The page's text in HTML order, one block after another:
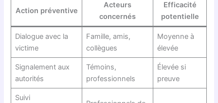
Action préventive
Acteurs
concernés
Efficacité
potentielle
Dialogue avec la
victime
Famille, amis,
collègues
Moyenne à
élevée
Signalement aux
autorités
Témoins,
professionnels
Élevée si
preuve
Suivi